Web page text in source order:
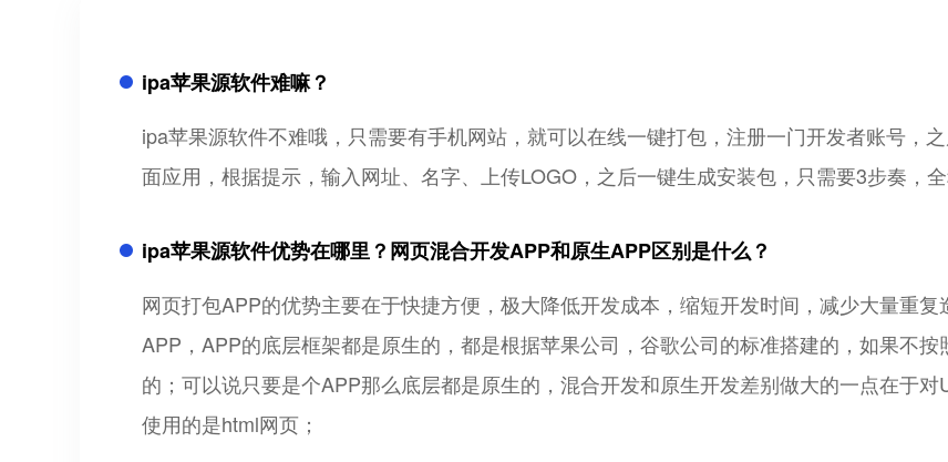
ipa苹果源软件难嘛？
ipa苹果源软件不难哦，只需要有手机网站，就可以在线一键打包，注册一门开发者账号，
面应用，根据提示，输入网址、名字、上传LOGO，之后一键生成安装包，只需要3步奏，全
ipa苹果源软件优势在哪里？网页混合开发APP和原生APP区别是什么？
网页打包APP的优势主要在于快捷方便，极大降低开发成本，缩短开发时间，减少大量重
APP，APP的底层框架都是原生的，都是根据苹果公司，谷歌公司的标准搭建的，如果不
的；可以说只要是个APP那么底层都是原生的，混合开发和原生开发差别做大的一点在于
使用的是html网页；